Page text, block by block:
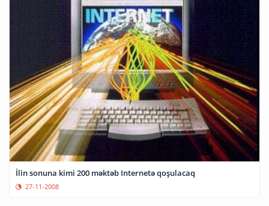
İlin sonuna kimi 200 məktəb Internetə qoşulacaq
27-11-2008